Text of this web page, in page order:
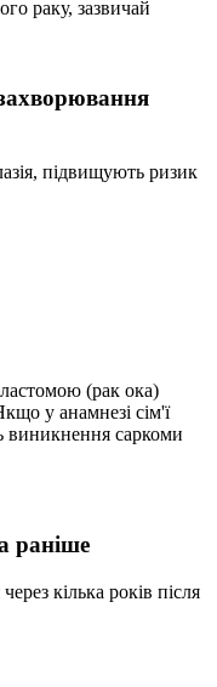
раку, зазвичай
підвищують ризик
(рак ока)
у анамнезі сім'ї
виникнення саркоми
раніше
кілька років після